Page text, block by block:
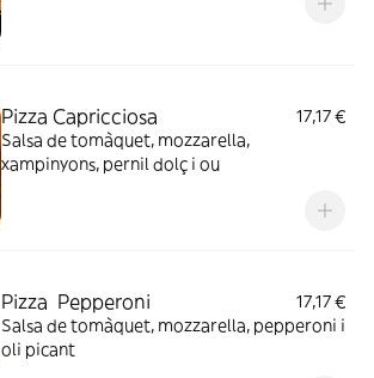
Pizza Capricciosa
17,17 €
Salsa de tomàquet, mozzarella,
xampinyons, pernil dolç i ou
Pizza Pepperoni
17,17 €
Salsa de tomàquet, mozzarella, pepperoni i
oli picant